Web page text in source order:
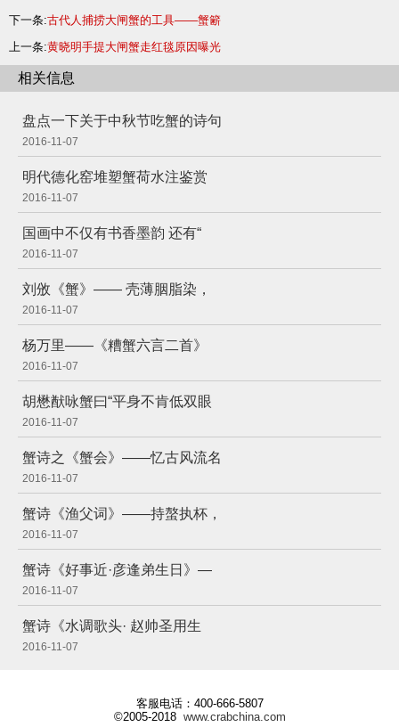
下一条:古代人捕捞大闸蟹的工具——蟹簖
上一条:黄晓明手提大闸蟹走红毯原因曝光
相关信息
盘点一下关于中秋节吃蟹的诗句
2016-11-07
明代德化窑堆塑蟹荷水注鉴赏
2016-11-07
国画中不仅有书香墨韵 还有“
2016-11-07
刘攽《蟹》—— 壳薄胭脂染，
2016-11-07
杨万里——《糟蟹六言二首》
2016-11-07
胡懋猷咏蟹曰“平身不肯低双眼
2016-11-07
蟹诗之《蟹会》——忆古风流名
2016-11-07
蟹诗《渔父词》——持螯执杯，
2016-11-07
蟹诗《好事近·彦逢弟生日》—
2016-11-07
蟹诗《水调歌头· 赵帅圣用生
2016-11-07
客服电话：400-666-5807
©2005-2018 www.crabchina.com